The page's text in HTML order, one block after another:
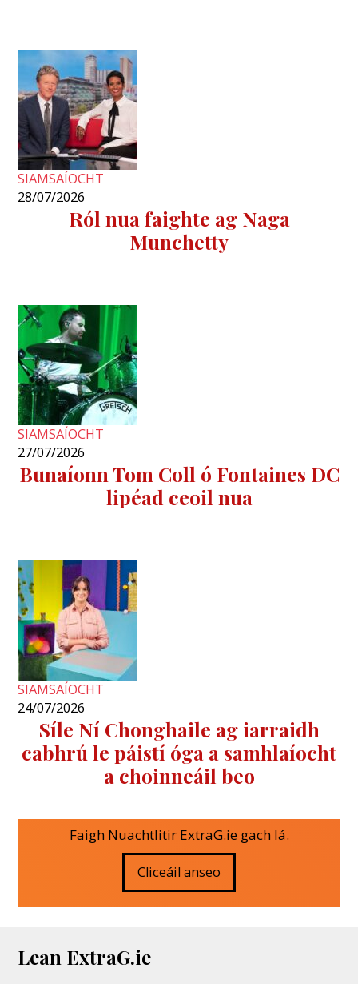
SIAMSAÍOCHT
28/07/2026
Ról nua faighte ag Naga
Munchetty
SIAMSAÍOCHT
27/07/2026
Bunaíonn Tom Coll ó Fontaines DC
lipéad ceoil nua
SIAMSAÍOCHT
24/07/2026
Síle Ní Chonghaile ag iarraidh
cabhrú le páistí óga a samhlaíocht
a choinneáil beo
Faigh Nuachtlitir ExtraG.ie gach lá.
Cliceáil anseo
Lean ExtraG.ie